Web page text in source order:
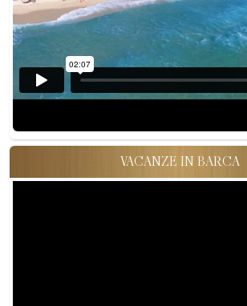
VACANZE IN BARCA